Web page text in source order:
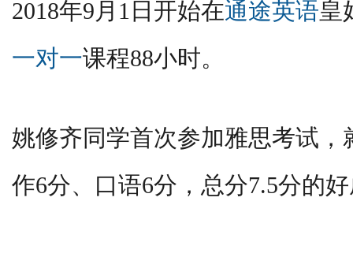
2018年9月1日开始在通途英语皇
一对一课程88小时。
姚修齐同学首次参加雅思考试
作6分、口语6分，总分7.5分的